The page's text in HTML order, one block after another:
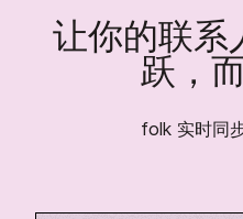
让你的联系
跃，
folk 实时同